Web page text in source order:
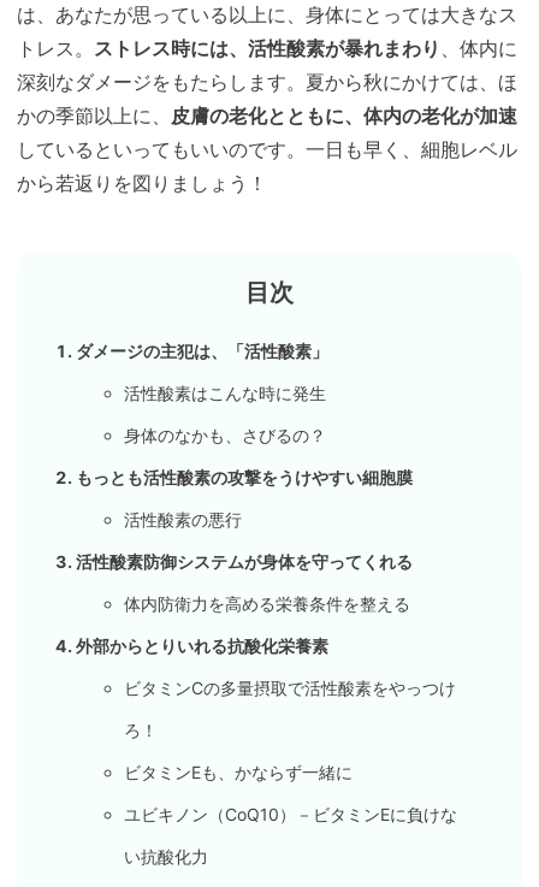
は、あなたが思っている以上に、身体にとっては大きなス
トレス。 ストレス時には、活性酸素が暴れまわり 、体内に
深刻なダメージをもたらします。夏から秋にかけては、ほ
かの季節以上に、 皮膚の老化とともに、体内の老化が加速
しているといってもいいのです。一日も早く、細胞レベル
から若返りを図りましょう！
ダメージの主犯は、「活性酸素」
活性酸素はこんな時に発生
身体のなかも、さびるの？
もっとも活性酸素の攻撃をうけやすい細胞膜
活性酸素の悪行
活性酸素防御システムが身体を守ってくれる
体内防衛力を高める栄養条件を整える
外部からとりいれる抗酸化栄養素
ビタミンCの多量摂取で活性酸素をやっつけ
ろ！
ビタミンEも、かならず一緒に
ユビキノン（CoQ10）－ビタミンEに負けな
い抗酸化力